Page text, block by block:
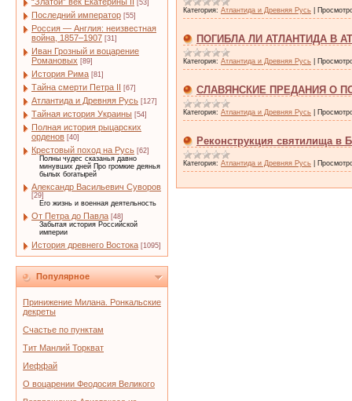
[53]
Последний император [55]
Россия — Англия: неизвестная
война, 1857–1907 [31]
Иван Грозный и воцарение
Романовых [89]
История Рима [81]
Тайна смерти Петра II [67]
Атлантида и Древняя Русь [127]
Тайная история Украины [54]
Полная история рыцарских
орденов [40]
Крестовый поход на Русь [62]
Полны чудес сказанья давно
минувших дней Про громкие деянья
былых богатырей
Александр Васильевич Суворов
[29]
Его жизнь и военная деятельность
От Петра до Павла [48]
Забытая история Российской
империи
История древнего Востока [1095]
Популярное
Принижение Милана. Ронкальские
декреты
Счастье по пунктам
Тит Манлий Торкват
Иеффай
О воцарении Феодосия Великого
Категория: Атлантида и Древняя Русь
ПОГИБЛА ЛИ АТЛАНТИДА В
Категория: Атлантида и Древняя Русь
СЛАВЯНСКИЕ ПРЕДАНИЯ О
Категория: Атлантида и Древняя Русь
Реконструкция святилища в
Категория: Атлантида и Древняя Русь